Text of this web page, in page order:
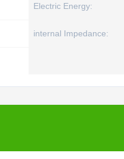
Electric Energy:
internal Impedance: